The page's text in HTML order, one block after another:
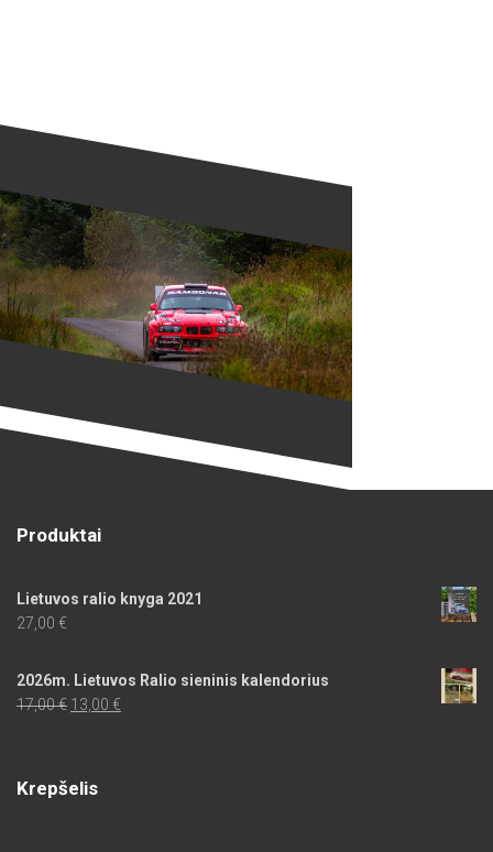
Produktai
Lietuvos ralio knyga 2021
27,00 €
2026m. Lietuvos Ralio sieninis kalendorius
17,00€ Original
13,00 €Current
Krepšelis